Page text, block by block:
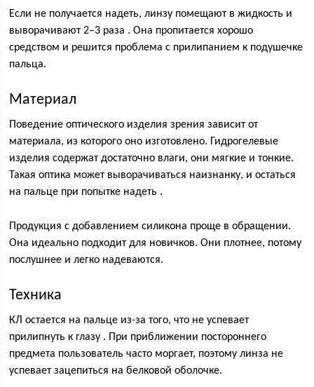
Если не получается надеть, линзу помещают в жидкость и
выворачивают 2–3 раза . Она пропитается хорошо
средством и решится проблема с прилипанием к подушечке
пальца.
Материал
Поведение оптического изделия зрения зависит от
материала, из которого оно изготовлено. Гидрогелевые
изделия содержат достаточно влаги, они мягкие и тонкие.
Такая оптика может выворачиваться наизнанку, и остаться
на пальце при попытке надеть .
Продукция с добавлением силикона проще в обращении.
Она идеально подходит для новичков. Они плотнее, потому
послушнее и легко надеваются.
Техника
КЛ остается на пальце из-за того, что не успевает
прилипнуть к глазу . При приближении постороннего
предмета пользователь часто моргает, поэтому линза не
успевает зацепиться на белковой оболочке.